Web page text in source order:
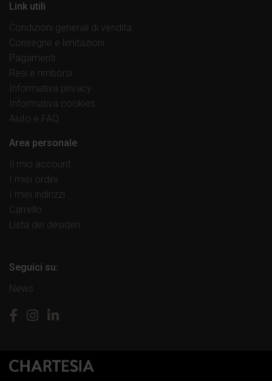
Link utili
Condizioni generali di vendita
Consegne e limitazioni
Pagamenti
Resi e rimborsi
Informativa privacy
Informativa cookies
Aiuto e FAQ
Area personale
Il mio account
I miei ordini
I miei indirizzi
Carrello
Lista dei desideri
Seguici su:
News